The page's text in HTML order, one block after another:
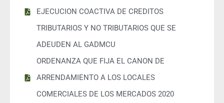
EJECUCION COACTIVA DE CREDITOS
TRIBUTARIOS Y NO TRIBUTARIOS QUE SE
ADEUDEN AL GADMCU
ORDENANZA QUE FIJA EL CANON DE
ARRENDAMIENTO A LOS LOCALES
COMERCIALES DE LOS MERCADOS 2020